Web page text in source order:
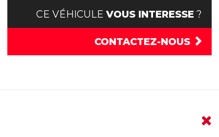
CE VÉHICULE VOUS INTERESSE ?
CONTACTEZ-NOUS